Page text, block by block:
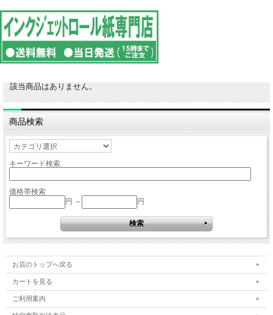
該当商品はありません。
商品検索
キーワード検索
価格帯検索
円 ～
円
お店のトップへ戻る
カートを見る
ご利用案内